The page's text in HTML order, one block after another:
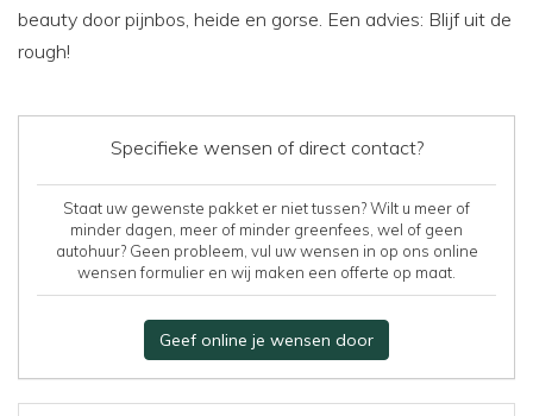
beauty door pijnbos, heide en gorse. Een advies: Blijf uit de
rough!
Specifieke wensen of direct contact?
Staat uw gewenste pakket er niet tussen? Wilt u meer of
minder dagen, meer of minder greenfees, wel of geen
autohuur? Geen probleem, vul uw wensen in op ons online
wensen formulier en wij maken een offerte op maat.
Geef online je wensen door